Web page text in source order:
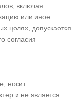
включая
или иное
целях, допускается
согласия
носит
и не является